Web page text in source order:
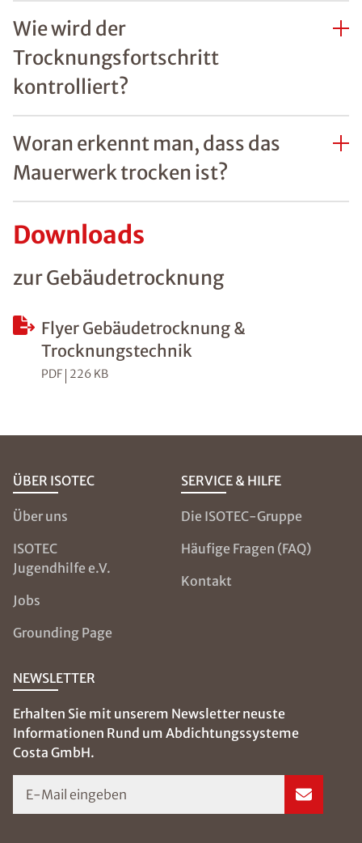
Wie wird der
Trocknungsfortschritt
kontrolliert?
Woran erkennt man, dass das
Mauerwerk trocken ist?
Downloads
zur Gebäudetrocknung
Flyer Gebäudetrocknung &
Trocknungstechnik
PDF 226 KB
ÜBER ISOTEC
Über uns
ISOTEC
Jugendhilfe e.V.
Jobs
Grounding Page
SERVICE & HILFE
Die ISOTEC-Gruppe
Häufige Fragen (FAQ)
Kontakt
NEWSLETTER
Erhalten Sie mit unserem Newsletter neuste
Informationen Rund um Abdichtungssysteme
Costa GmbH.
E-Mail eingeben